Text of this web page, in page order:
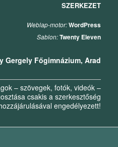
SZERKEZET
Weblap-motor:WordPress
Sablon:Twenty Eleven
Gergely Főgimnázium, Arad
– szövegek, fotók, videók –
csakis a szerkesztőség
engedélyezett!